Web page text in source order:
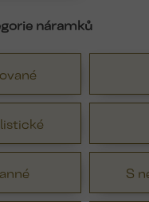
náramků
S